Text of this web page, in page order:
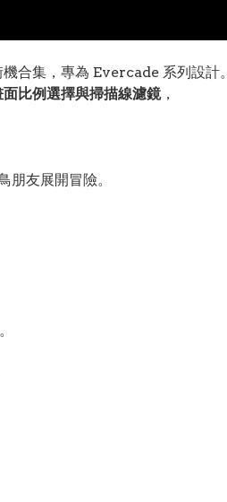
合集，專為 Evercade 系列設計。
比例選擇與掃描線濾鏡，
朋友展開冒險。